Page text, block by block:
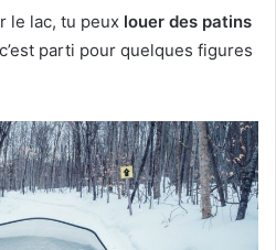
le lac, tu peux louer des patins
parti pour quelques figures